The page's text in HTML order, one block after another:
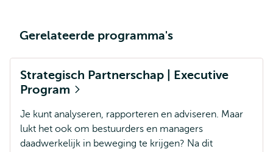
Gerelateerde programma's
Strategisch Partnerschap | Executive
Program
Je kunt analyseren, rapporteren en adviseren. Maar
lukt het ook om bestuurders en managers
daadwerkelijk in beweging te krijgen? Na dit